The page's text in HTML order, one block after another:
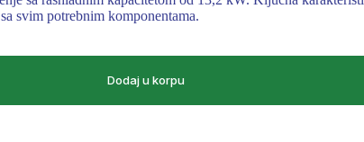
svim potrebnim komponentama.
Dodaj u korpu